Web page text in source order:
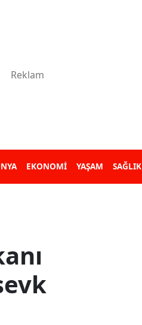
EKONOMİ YAŞAM SAĞLIK